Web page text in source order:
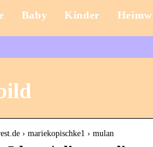
Baby Kinder
› mariekopischke1 › mulan